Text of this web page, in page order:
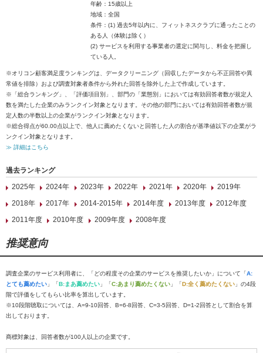
年齢：15歳以上
地域：全国
条件：(1) 過去5年以内に、フィットネスクラブに通ったことの
ある人（体験は除く）
(2) サービスを利用する事業者の選定に関与し、料金を把握し
ている人。
※オリコン顧客満足度ランキングは、データクリーニング（回収したデータから不正回答や異
常値を排除）および調査対象者条件から外れた回答を除外した上で作成しています。
※「総合ランキング」、「評価項目別」、部門の「業態別」においては有効回答者数が規定人
数を満たした企業のみランクイン対象となります。その他の部門においては有効回答者数が規
定人数の半数以上の企業がランクイン対象となります。
※総合得点が60.00点以上で、他人に薦めたくないと回答した人の割合が基準値以下の企業がラ
ンクイン対象となります。
≫ 詳細はこちら
過去ランキング
2025年
2024年 2023年 2022年 2021年 2020年
2019年
2018年
2017年 2014-2015年 2014年度 2013年度
2012年度
2011年度
2010年度 2009年度 2008年度
推奨意向
調査企業のサービス利用者に、「どの程度その企業のサービスを推奨したいか」について「A:
とても薦めたい 」「B:まあ薦めたい 」「C:あまり薦めたくない 」「D:全く薦めたくない 」の4段
階で評価をしてもらい比率を算出しています。
※10段階聴取については、A=9-10回答、B=6-8回答、C=3-5回答、D=1-2回答として割合を算
出しております。
商標対象は、回答者数が100人以上の企業です。